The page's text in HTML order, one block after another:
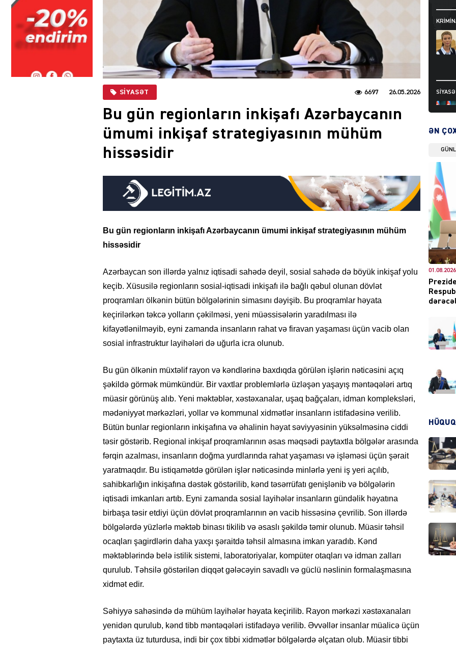
SIYASƏT 26.05.2026
6697
Bu gün regionların inkişafı Azərbaycanın
ümumi inkişaf strategiyasının mühüm
hissəsidir
Bu gün regionların inkişafı Azərbaycanın ümumi inkişaf strategiyasının mühüm
hissəsidir
Azərbaycan son illərdə yalnız iqtisadi sahədə deyil, sosial sahədə də böyük inkişaf yolu
keçib. Xüsusilə regionların sosial-iqtisadi inkişafı ilə bağlı qəbul olunan dövlət
proqramları ölkənin bütün bölgələrinin simasını dəyişib. Bu proqramlar həyata
keçirilərkən təkcə yolların çəkilməsi, yeni müəssisələrin yaradılması ilə
kifayətlənilməyib, eyni zamanda insanların rahat və firavan yaşaması üçün vacib olan
sosial infrastruktur layihələri də uğurla icra olunub.
Bu gün ölkənin müxtəlif rayon və kəndlərinə baxdıqda görülən işlərin nəticəsini açıq
şəkildə görmək mümkündür. Bir vaxtlar problemlərlə üzləşən yaşayış məntəqələri artıq
müasir görünüş alıb. Yeni məktəblər, xəstəxanalar, uşaq bağçaları, idman kompleksləri,
mədəniyyət mərkəzləri, yollar və kommunal xidmətlər insanların istifadəsinə verilib.
Bütün bunlar regionların inkişafına və əhalinin həyat səviyyəsinin yüksəlməsinə ciddi
təsir göstərib. Regional inkişaf proqramlarının əsas məqsədi paytaxtla bölgələr arasında
fərqin azalması, insanların doğma yurdlarında rahat yaşaması və işləməsi üçün şərait
yaratmaqdır. Bu istiqamətdə görülən işlər nəticəsində minlərlə yeni iş yeri açılıb,
sahibkarlığın inkişafına dəstək göstərilib, kənd təsərrüfatı genişlənib və bölgələrin
iqtisadi imkanları artıb. Eyni zamanda sosial layihələr insanların gündəlik həyatına
birbaşa təsir etdiyi üçün dövlət proqramlarının ən vacib hissəsinə çevrilib. Son illərdə
bölgələrdə yüzlərlə məktəb binası tikilib və əsaslı şəkildə təmir olunub. Müasir təhsil
ocaqları şagirdlərin daha yaxşı şəraitdə təhsil almasına imkan yaradıb. Kənd
məktəblərində belə istilik sistemi, laboratoriyalar, kompüter otaqları və idman zalları
qurulub. Təhsilə göstərilən diqqət gələcəyin savadlı və güclü nəslinin formalaşmasına
xidmət edir.
Səhiyyə sahəsində də mühüm layihələr həyata keçirilib. Rayon mərkəzi xəstəxanaları
yenidən qurulub, kənd tibb məntəqələri istifadəyə verilib. Əvvəllər insanlar müalicə üçün
paytaxta üz tuturdusa, indi bir çox tibbi xidmətlər bölgələrdə əlçatan olub. Müasir tibbi
DÜNYA
DÜNYA
DÜNYA
ƏN
01.08.2026
HÜQUQ